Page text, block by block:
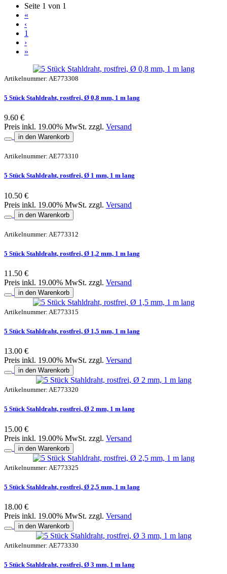
Seite 1 von 1
«
‹
1
›
»
Artikelnummer: AE773308
5 Stück Stahldraht, rostfrei, Ø 0,8 mm, 1 m lang
9.60 €
Preis inkl. 19.00% MwSt. zzgl. Versand
in den Warenkorb
Artikelnummer: AE773310
5 Stück Stahldraht, rostfrei, Ø 1 mm, 1 m lang
10.50 €
Preis inkl. 19.00% MwSt. zzgl. Versand
in den Warenkorb
Artikelnummer: AE773312
5 Stück Stahldraht, rostfrei, Ø 1,2 mm, 1 m lang
11.50 €
Preis inkl. 19.00% MwSt. zzgl. Versand
in den Warenkorb
Artikelnummer: AE773315
5 Stück Stahldraht, rostfrei, Ø 1,5 mm, 1 m lang
13.00 €
Preis inkl. 19.00% MwSt. zzgl. Versand
in den Warenkorb
Artikelnummer: AE773320
5 Stück Stahldraht, rostfrei, Ø 2 mm, 1 m lang
15.00 €
Preis inkl. 19.00% MwSt. zzgl. Versand
in den Warenkorb
Artikelnummer: AE773325
5 Stück Stahldraht, rostfrei, Ø 2,5 mm, 1 m lang
18.00 €
Preis inkl. 19.00% MwSt. zzgl. Versand
in den Warenkorb
Artikelnummer: AE773330
5 Stück Stahldraht, rostfrei, Ø 3 mm, 1 m lang